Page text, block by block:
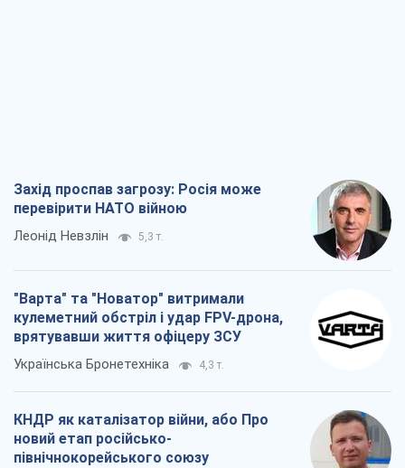
Захід проспав загрозу: Росія може
перевірити НАТО війною
Леонід Невзлін 5,3 т.
"Варта" та "Новатор" витримали
кулеметний обстріл і удар FPV-дрона,
врятувавши життя офіцеру ЗСУ
Українська Бронетехніка 4,3 т.
КНДР як каталізатор війни, або Про
новий етап російсько-
північнокорейського союзу